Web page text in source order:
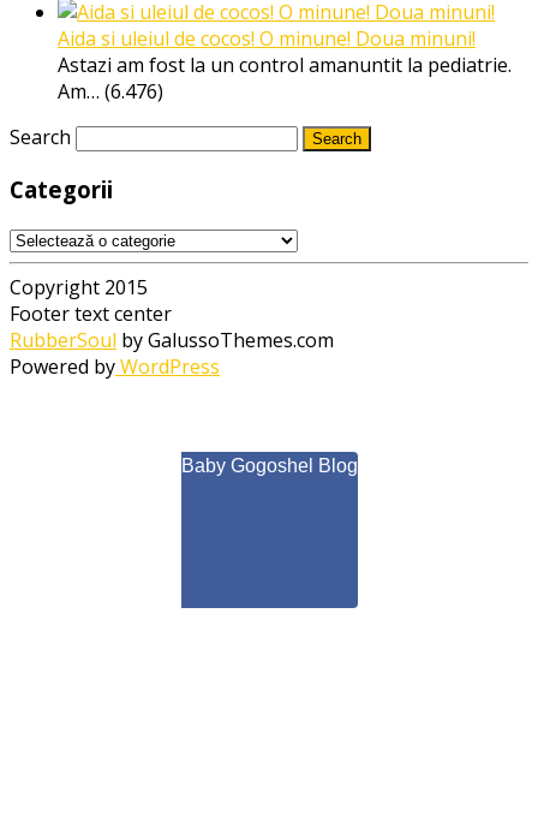
Aida si uleiul de cocos! O minune! Doua minuni!
Astazi am fost la un control amanuntit la pediatrie.
Am… (6.476)
Search
Categorii
Categorii
Copyright 2015
Footer text center
RubberSoul by GalussoThemes.com
Powered byWordPress
Baby Gogoshel Blog